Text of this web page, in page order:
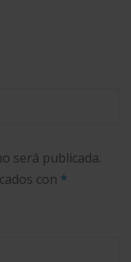
será publicada.
con *